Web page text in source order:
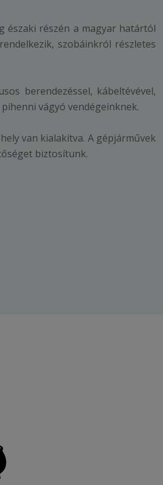
északi részén a magyar határtól
szobáinkról részletes
berendezéssel, kábeltévével,
vágyó vendégeinknek.
van kialakítva. A gépjárművek
biztosítunk.